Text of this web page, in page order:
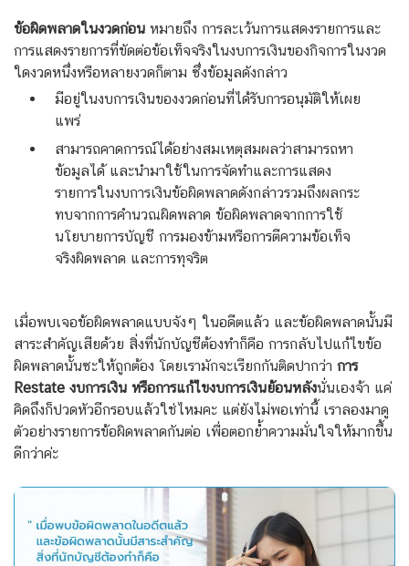
ข้อผิดพลาดในงวดก่อน หมายถึง การละเว้นการแสดงรายการและ
การแสดงรายการที่ขัดต่อข้อเท็จจริงในงบการเงินของกิจการในงวด
ใดงวดหนึ่งหรือหลายงวดก็ตาม ซึ่งข้อมูลดังกล่าว
มีอยู่ในงบการเงินของงวดก่อนที่ได้รับการอนุมัติให้เผย
แพร่
สามารถคาดการณ์ได้อย่างสมเหตุสมผลว่าสามารถหา
ข้อมูลได้ และนำมาใช้ในการจัดทำและการแสดง
รายการในงบการเงินข้อผิดพลาดดังกล่าวรวมถึงผลกระ
ทบจากการคำนวณผิดพลาด ข้อผิดพลาดจากการใช้
นโยบายการบัญชี การมองข้ามหรือการตีความข้อเท็จ
จริงผิดพลาด และการทุจริต
เมื่อพบเจอข้อผิดพลาดแบบจังๆ ในอดีตแล้ว และข้อผิดพลาดนั้นมี
สาระสำคัญเสียด้วย สิ่งที่นักบัญชีต้องทำก็คือ การกลับไปแก้ไขข้อ
ผิดพลาดนั้นซะให้ถูกต้อง โดยเรามักจะเรียกกันติดปากว่า การ
Restate งบการเงิน หรือการแก้ไขงบการเงินย้อนหลังนั่นเองจ้า แค่
คิดถึงก็ปวดหัวอีกรอบแล้วใช่ไหมคะ แต่ยังไม่พอเท่านี้ เราลองมาดู
ตัวอย่างรายการข้อผิดพลาดกันต่อ เพื่อตอกย้ำความมั่นใจให้มากขึ้น
ดีกว่าค่ะ